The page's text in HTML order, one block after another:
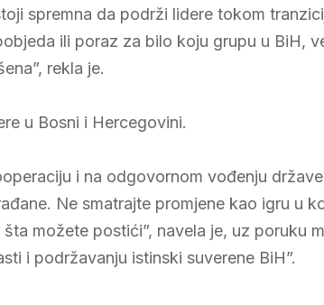
spremna da podrži lidere tokom
ili poraz za bilo koju grupu u BiH,
rekla je.
u Bosni i Hercegovini.
i na odgovornom vođenju
Ne smatrajte promjene kao igru u
možete postići”, navela je, uz poruku
i podržavanju istinski suverene BiH”.